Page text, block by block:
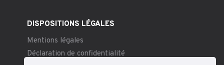
DISPOSITIONS LÉGALES
Mentions légales
Déclaration de confidentialité